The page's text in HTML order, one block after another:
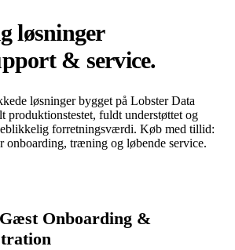
løsninger
& service.
løsninger bygget på Lobster Data
fuldt understøttet og
forretningsværdi. Køb med tillid:
onboarding, træning og løbende service.
Onboarding &